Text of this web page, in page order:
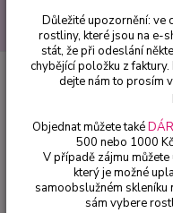
Úvod Pelargonie
za kus v 3-kusovém balení
Pelargónie
Red,
kusovém
Důležité upozornění: ve
rostliny, které jsou na e-
stát, že při odeslání
chybějící položku z
dejte nám to prosím
Objednat můžete také
500 nebo 1000
V případě zájmu
který je možné
samoobslužném skleníku
sám vybere